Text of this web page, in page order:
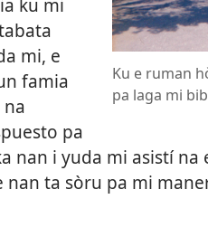
Ku e ruman
pa laga mi
ku mi
mi, e
famia
pa
nan i yuda mi asistí
nan ta sòru pa mi